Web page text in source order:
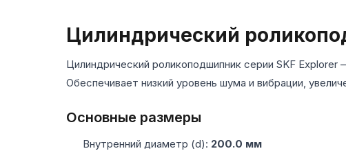
Цилиндрический
Цилиндрический роликоподшипник серии SKF
Обеспечивает низкий уровень шума и вибрации,
Основные размеры
Внутренний диаметр (d): 200.0 мм